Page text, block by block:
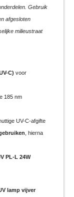
Gebruik
afgesloten
milieustraat
C) voor
185 nm
UV-C-afgifte
, hierna
PL-L 24W
lamp vijver